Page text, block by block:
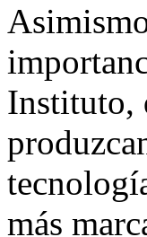
Instituto,
más